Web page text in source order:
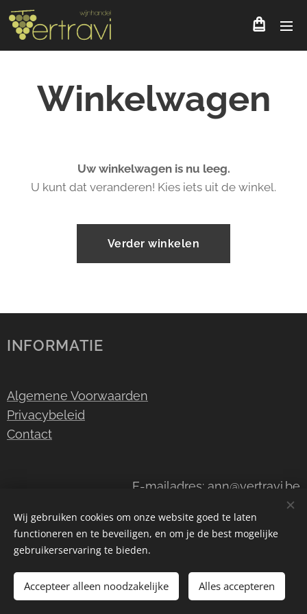
Winkelwagen
Uw winkelwagen is nu leeg.
U kunt dat veranderen! Kies iets uit de winkel.
Verder winkelen
INFORMATIE
Algemene Voorwaarden
Privacybeleid
Contact
E-mailadres: ann@vertravi.be
Telefoonnummer: +32 (0)471/80.68.49
BE 0628.841.201
©Wijnhandel Vertravi
Wij gebruiken cookies om onze website goed te laten
functioneren en te beveiligen, en om je de best mogelijke
gebruikerservaring te bieden.
Accepteer alleen noodzakelijke Alles accepteren